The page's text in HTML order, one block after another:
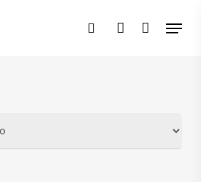
pesquisaraccount
Menu